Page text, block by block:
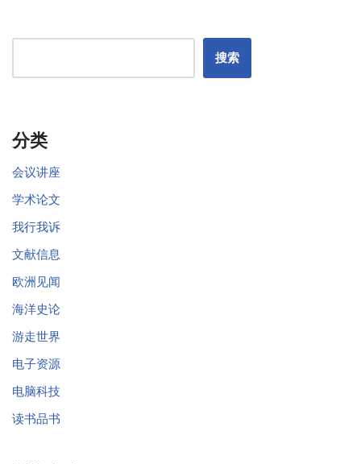
搜索
分类
会议讲座
学术论文
我行我诉
文献信息
欧洲见闻
海洋史论
游走世界
电子资源
电脑科技
读书品书